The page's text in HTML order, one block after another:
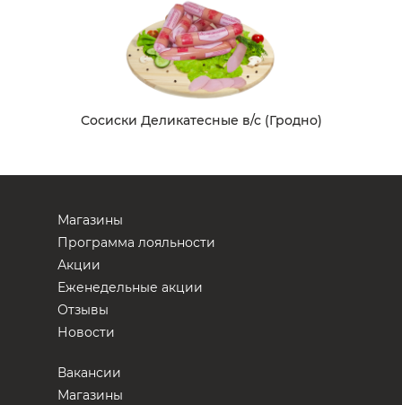
Сосиски Деликатесные в/с (Гродно)
Магазины
Программа лояльности
Акции
Еженедельные акции
Отзывы
Новости
Вакансии
Магазины